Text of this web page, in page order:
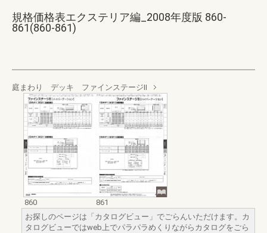
規格価格表エクステリア編_2008年度版 860-
861(860-861)
庭まわり デッキ ファインステージⅡ
860
861
お探しのページは「カタログビュー」でごらんいただけます。カ
タログビューではweb上でパラパラめくりながらカタログをごら